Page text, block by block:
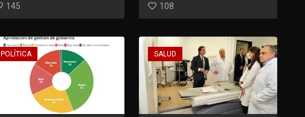
145
108
POLÍTICA SALUD